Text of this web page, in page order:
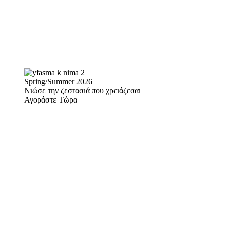
Spring/Summer 2026
Νιώσε την ζεστασιά που χρειάζεσαι
Αγοράστε Τώρα